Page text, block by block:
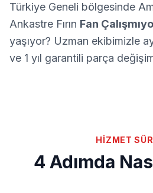
Türkiye Geneli bölgesinde
Ankastre Fırın Fan
yaşıyor? Uzman ekibimizle
ve 1 yıl garantili parça
HİZMET
4 Adımda